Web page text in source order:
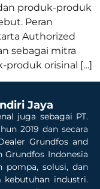
produk-produk
Peran
Authorized
sebagai mitra
produk orisinal […]
Jaya
juga sebagai PT.
2019 dan secara
Grundfos and
Grundfos Indonesia
pompa, solusi, dan
kebutuhan industri.